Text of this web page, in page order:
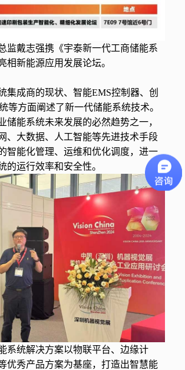
监戴志强携《宇泰新一代工商储能系
相新能源应用发展论坛。
集成商的现状、智能EMS控制器、创
等方面阐述了新一代储能系统技术。
储能系统未来发展的必然趋势之一，
、大数据、人工智能等先进技术手段
智能化管理、运维和优化调度，进一
的运行效率和安全性。
系统解决方案以物联平台、边缘计
优秀产品方案为基座，打造出智慧能